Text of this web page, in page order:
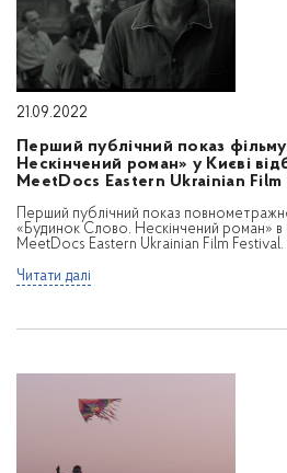
21.09.2022
Перший публічний показ
Нескінчений роман» у Києві
MeetDocs Eastern Ukrainian Film
Перший публічний показ
«Будинок Слово. Нескінчений роман» в
MeetDocs Eastern Ukrainian Film Festival.
Читати далі